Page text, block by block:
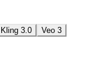
Kling 3.0
Veo 3